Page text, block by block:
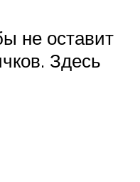
не оставит
Здесь